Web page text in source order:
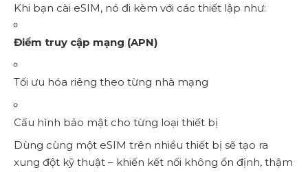
Khi bạn cài eSIM, nó đi kèm với các thiết lập như:
Điểm truy cập mạng (APN)
Tối ưu hóa riêng theo từng nhà mạng
Cấu hình bảo mật cho từng loại thiết bị
Dùng cùng một eSIM trên nhiều thiết bị sẽ tạo ra
xung đột kỹ thuật – khiến kết nối không ổn định, thậm